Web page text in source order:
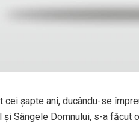
cei șapte ani, ducându-se
și Sângele Domnului, s-a